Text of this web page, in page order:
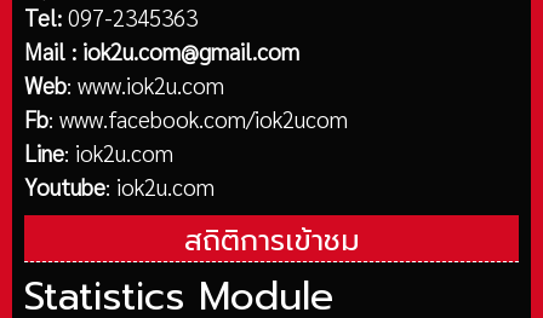
Tel: 097-2345363
Mail : iok2u.com@gmail.com
Web: www.iok2u.com
Fb: www.facebook.com/iok2ucom
Line: iok2u.com
Youtube: iok2u.com
สถิติการเข้าชม
Statistics Module